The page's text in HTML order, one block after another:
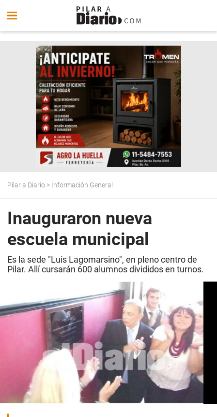
Pilar a Diario > Información General
Inauguraron nueva
escuela municipal
Es la sede "Luis Lagomarsino", en pleno centro de
Pilar. Allí cursarán 600 alumnos divididos en turnos.